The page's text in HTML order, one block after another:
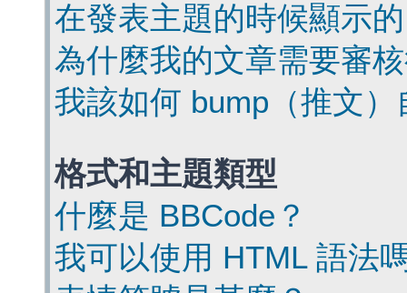
在發表主題的時候顯示
為什麼我的文章需要審
我該如何 bump（推文
格式和主題類型
什麼是 BBCode？
我可以使用 HTML 語法